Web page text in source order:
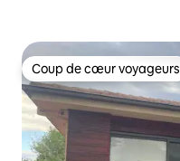
Coup de cœur voyageurs
Coup de cœur voyageurs